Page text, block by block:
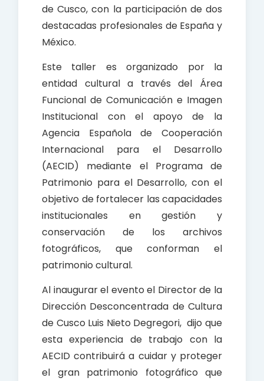
de Cusco, con la participación de dos
destacadas profesionales de España y
México.
Este taller es organizado por la
entidad cultural a través del Área
Funcional de Comunicación e Imagen
Institucional con el apoyo de la
Agencia Española de Cooperación
Internacional para el Desarrollo
(AECID) mediante el Programa de
Patrimonio para el Desarrollo, con el
objetivo de fortalecer las capacidades
institucionales en gestión y
conservación de los archivos
fotográficos, que conforman el
patrimonio cultural.
Al inaugurar el evento el Director de la
Dirección Desconcentrada de Cultura
de Cusco Luis Nieto Degregori, dijo que
esta experiencia de trabajo con la
AECID contribuirá a cuidar y proteger
el gran patrimonio fotográfico que